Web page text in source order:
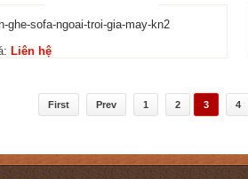
ghe-sofa-ngoai-troi-gia-may-kn2
Liên hệ
First Prev 1 2 3 4